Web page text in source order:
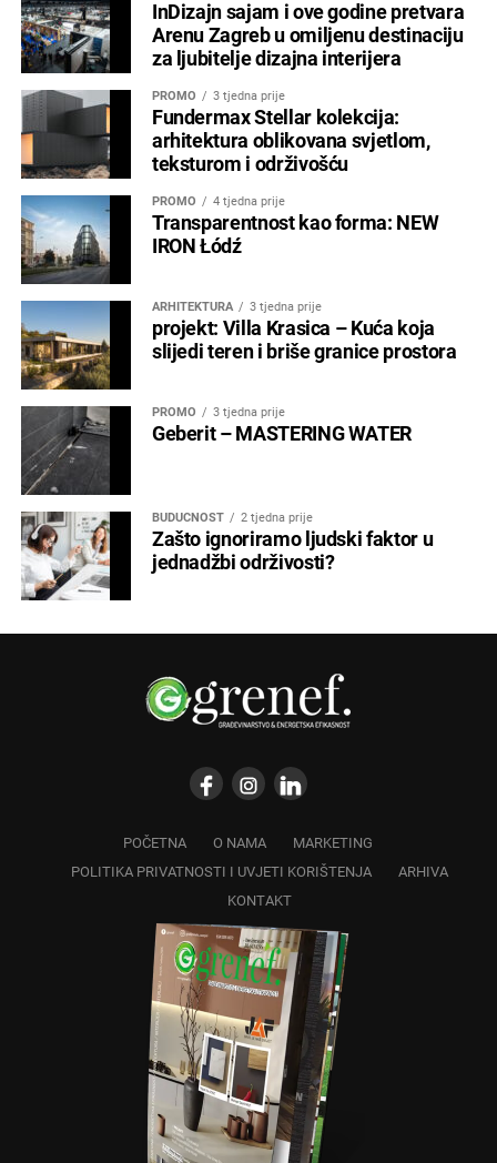
InDizajn sajam i ove godine pretvara
Arenu Zagreb u omiljenu destinaciju
za ljubitelje dizajna interijera
PROMO 3 tjedna prije
Fundermax Stellar kolekcija:
arhitektura oblikovana svjetlom,
teksturom i održivošću
PROMO 4 tjedna prije
Transparentnost kao forma: NEW
IRON Łódź
ARHITEKTURA 3 tjedna prije
projekt: Villa Krasica – Kuća koja
slijedi teren i briše granice prostora
PROMO 3 tjedna prije
Geberit – MASTERING WATER
BUDUĆNOST 2 tjedna prije
Zašto ignoriramo ljudski faktor u
jednadžbi održivosti?
POČETNA O NAMA
MARKETING
POLITIKA PRIVATNOSTI I UVJETI KORIŠTENJA
ARHIVA
KONTAKT